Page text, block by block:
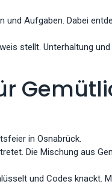
und Aufgaben. Dabei
stellt. Unterhaltung
in Osnabrück.
Die Mischung aus
und Codes knackt.